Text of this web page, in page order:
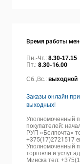
Время работы
Пн.-Чт.: 8.30-17.15
Пт.: 8.30-16.00
Сб.,Вс.: выходной
Заказы онлайн
выходных!
Уполномоченный
покупателей:
РУП «Белпочта»
+375(17)2721517
Уполномоченный
торговли и услуг
Минска тел: